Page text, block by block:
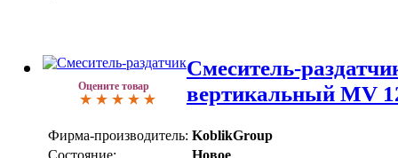
Оцените товар
Смеситель-
вертикальный MV
Фирма-производитель: KoblikGroup